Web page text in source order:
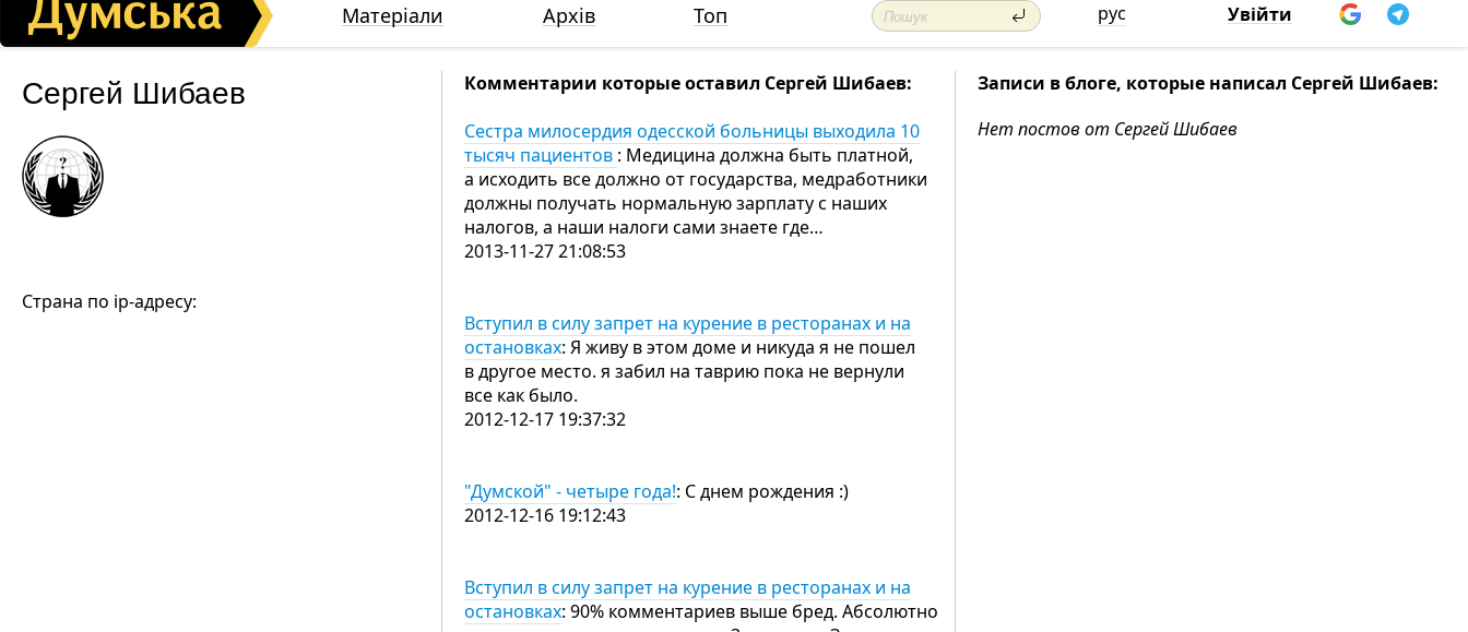
Матеріали Архів Топ рус Увійти
Сергей Шибаев
Страна по ip-адресу:
Комментарии которые оставил Сергей Шибаев:
Сестра милосердия одесской больницы выходила 10
тысяч пациентов : Медицина должна быть платной,
а исходить все должно от государства, медработники
должны получать нормальную зарплату с наших
налогов, а наши налоги сами знаете где…
2013-11-27 21:08:53
Вступил в силу запрет на курение в ресторанах и на
остановках: Я живу в этом доме и никуда я не пошел
в другое место. я забил на таврию пока не вернули
все как было.
2012-12-17 19:37:32
"Думской" - четыре года!: С днем рождения :)
2012-12-16 19:12:43
Вступил в силу запрет на курение в ресторанах и на
остановках: 90% комментариев выше бред. Абсолютно
Записи в блоге, которые написал Сергей Шибаев:
Нет постов от Сергей Шибаев